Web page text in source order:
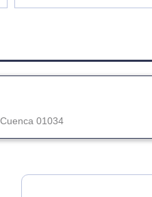
Cuenca 01034